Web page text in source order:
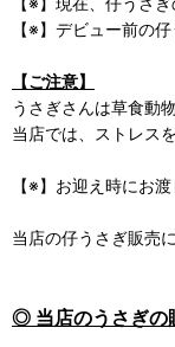
【※】デビュー前の
【ご注意】
うさぎさんは草食動
当店では、ストレス
【※】お迎え時にお
当店の仔うさぎ販売
◎ 当店のうさぎの